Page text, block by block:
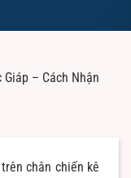
Giáp – Cách Nhận
chân chiến kê